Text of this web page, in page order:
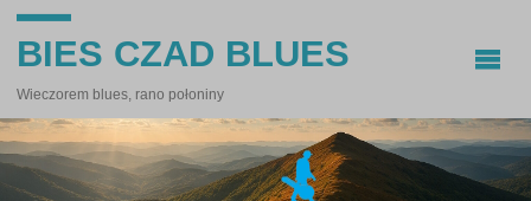
BIES CZAD BLUES
Wieczorem blues, rano połoniny